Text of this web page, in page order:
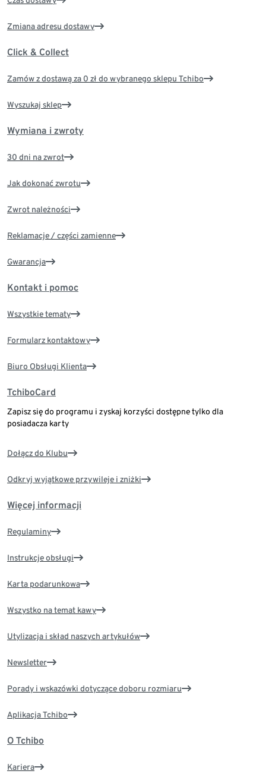
Zmiana adresu dostawy
Click & Collect
Zamów z dostawą za 0 zł do wybranego sklepu Tchibo
Wyszukaj sklep
Wymiana i zwroty
30 dni na zwrot
Jak dokonać zwrotu
Zwrot należności
Reklamacje / części zamienne
Gwarancja
Kontakt i pomoc
Wszystkie tematy
Formularz kontaktowy
Biuro Obsługi Klienta
TchiboCard
Zapisz się do programu i zyskaj korzyści dostępne tylko dla
posiadacza karty
Dołącz do Klubu
Odkryj wyjątkowe przywileje i zniżki
Więcej informacji
Regulaminy
Instrukcje obsługi
Karta podarunkowa
Wszystko na temat kawy
Utylizacja i skład naszych artykułów
Newsletter
Porady i wskazówki dotyczące doboru rozmiaru
Aplikacja Tchibo
O Tchibo
Kariera